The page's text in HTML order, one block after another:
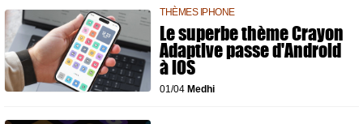
THÈMES IPHONE
Le superbe thème Crayon
Adaptive passe d'Android
à iOS
01/04 Medhi